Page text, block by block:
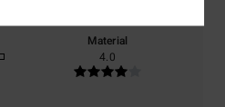
Material
4.0